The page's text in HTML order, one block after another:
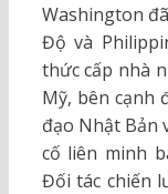
Washington
Độ và
thức cấp nhà
Mỹ, bên cạnh
đạo Nhật Bản
cố liên minh
Đối tác chiến